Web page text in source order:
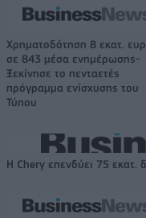
Χρηματοδότηση 8 εκατ.
σε 843 μέσα ενημέρωσης-
Ξεκίνησε το πενταετές
πρόγραμμα ενίσχυσης του
Τύπου
Η Chery επενδύει 75 εκατ.